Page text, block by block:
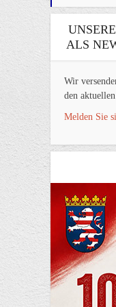
ALS
Wir
den
Melden Sie